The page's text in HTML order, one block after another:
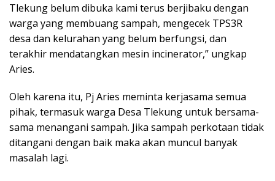
Tlekung belum dibuka kami terus berjibaku dengan
warga yang membuang sampah, mengecek TPS3R
desa dan kelurahan yang belum berfungsi, dan
terakhir mendatangkan mesin incinerator,” ungkap
Aries.
Oleh karena itu, Pj Aries meminta kerjasama semua
pihak, termasuk warga Desa Tlekung untuk bersama-
sama menangani sampah. Jika sampah perkotaan tidak
ditangani dengan baik maka akan muncul banyak
masalah lagi.